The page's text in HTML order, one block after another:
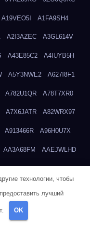
A19VEO5I A1FA9SH4
A2I3AZEC A3GL614V
A43E85C2 A4IUYB5H
A5Y3NWE2 A627I8F1
A782U1QR A78T7XR0
A7X6JATR A82WRX97
A913466R A96H0U7X
AA3A68FM AAEJWLHD
ADOE3V3Y
технологии, чтобы
лучший
OK